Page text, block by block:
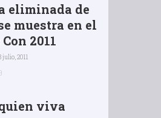
eliminada de
se muestra en el
2011
julio, 2011
viva